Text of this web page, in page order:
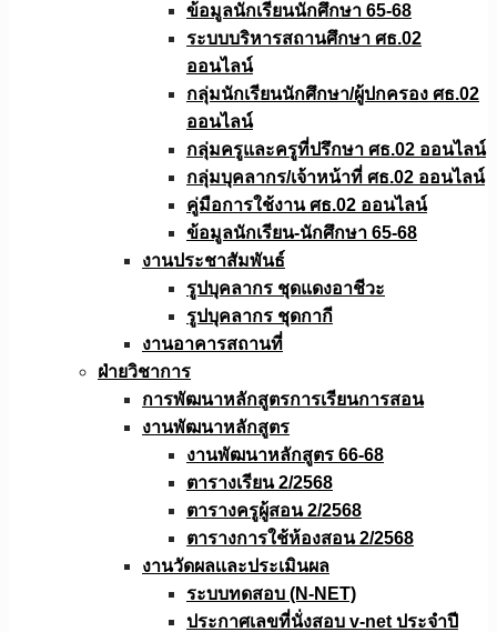
ข้อมูลนักเรียนนักศึกษา 65-68
ระบบบริหารสถานศึกษา ศธ.02
ออนไลน์
กลุ่มนักเรียนนักศึกษา/ผู้ปกครอง ศธ.02
ออนไลน์
กลุ่มครูและครูที่ปรึกษา ศธ.02 ออนไลน์
กลุ่มบุคลากร/เจ้าหน้าที่ ศธ.02 ออนไลน์
คู่มือการใช้งาน ศธ.02 ออนไลน์
ข้อมูลนักเรียน-นักศึกษา 65-68
งานประชาสัมพันธ์
รูปบุคลากร ชุดแดงอาชีวะ
รูปบุคลากร ชุดกากี
งานอาคารสถานที่
ฝ่ายวิชาการ
การพัฒนาหลักสูตรการเรียนการสอน
งานพัฒนาหลักสูตร
งานพัฒนาหลักสูตร 66-68
ตารางเรียน 2/2568
ตารางครูผู้สอน 2/2568
ตารางการใช้ห้องสอน 2/2568
งานวัดผลเเละประเมินผล
ระบบทดสอบ (N-NET)
ประกาศเลขที่นั่งสอบ v-net ประจำปี